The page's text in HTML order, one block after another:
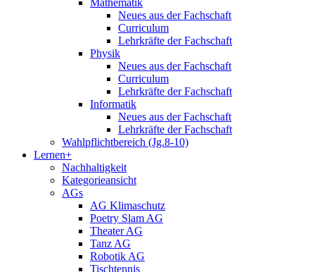
Neues aus der Fachschaft
Curriculum
Lehrkräfte der Fachschaft
Physik
Neues aus der Fachschaft
Curriculum
Lehrkräfte der Fachschaft
Informatik
Neues aus der Fachschaft
Lehrkräfte der Fachschaft
Wahlpflichtbereich (Jg.8-10)
Lernen+
Nachhaltigkeit
Kategorieansicht
AGs
AG Klimaschutz
Poetry Slam AG
Theater AG
Tanz AG
Robotik AG
Tischtennis